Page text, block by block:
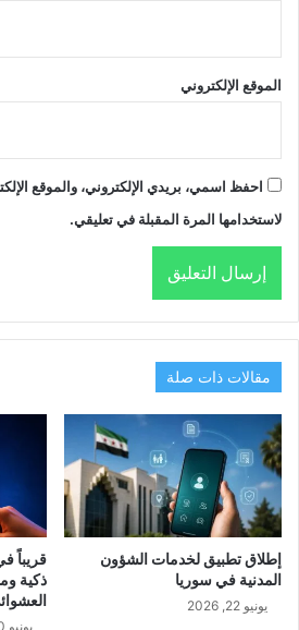
الموقع الإلكتروني
احفظ اسمي، بريدي الإلكتروني، والموقع
لاستخدامها المرة المقبلة في تعليقي.
مقالات ذات صلة
إطلاق تطبيق لخدمات الشؤون
المدنية في سوريا
يونيو 22, 2026
قريباً
ذكية
يونيو 30, 2026